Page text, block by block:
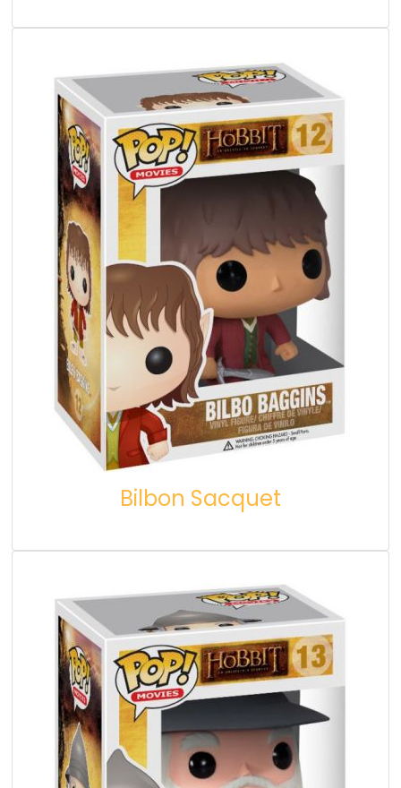
Bilbon Sacquet